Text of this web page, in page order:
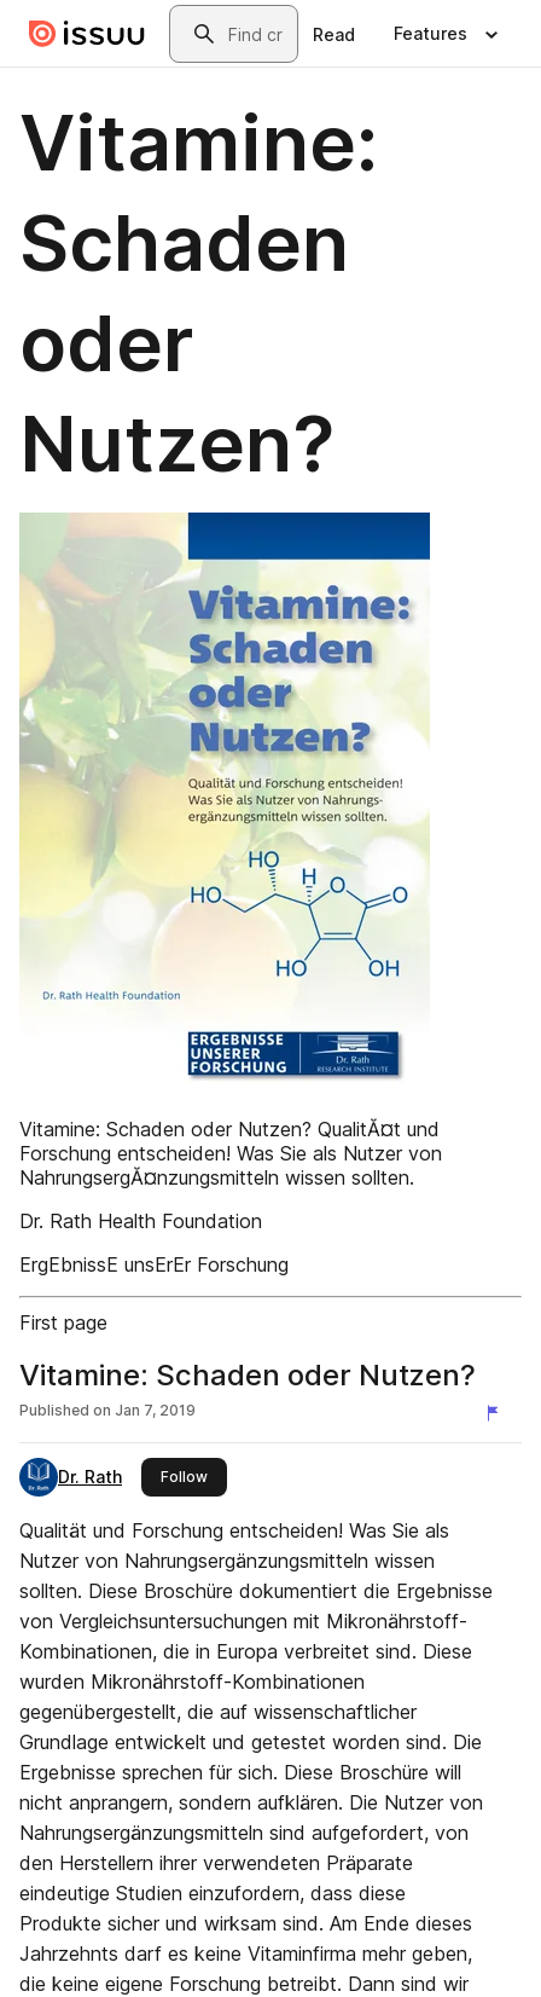
Skip to main contentSearch
Read Features
Vitamine:
Schaden
oder
Nutzen?
Vitamine: Schaden oder Nutzen? QualitĂ¤t und
Forschung entscheiden! Was Sie als Nutzer von
NahrungsergĂ¤nzungsmitteln wissen sollten.
Dr. Rath Health Foundation
ErgEbnissE unsErEr Forschung
First page
Vitamine: Schaden oder Nutzen?
Published on Jan 7, 2019
Dr. Rath Followthis publisher
Qualität und Forschung entscheiden! Was Sie als
Nutzer von Nahrungsergänzungsmitteln wissen
sollten. Diese Broschüre dokumentiert die Ergebnisse
von Vergleichsuntersuchungen mit Mikronährstoff-
Kombinationen, die in Europa verbreitet sind. Diese
wurden Mikronährstoff-Kombinationen
gegenübergestellt, die auf wissenschaftlicher
Grundlage entwickelt und getestet worden sind. Die
Ergebnisse sprechen für sich. Diese Broschüre will
nicht anprangern, sondern aufklären. Die Nutzer von
Nahrungsergänzungsmitteln sind aufgefordert, von
den Herstellern ihrer verwendeten Präparate
eindeutige Studien einzufordern, dass diese
Produkte sicher und wirksam sind. Am Ende dieses
Jahrzehnts darf es keine Vitaminfirma mehr geben,
die keine eigene Forschung betreibt. Dann sind wir